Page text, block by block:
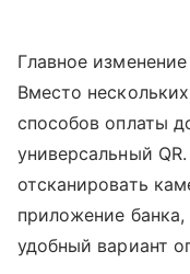
Главное
Вместо
способов оплаты
универсальный
отсканировать
приложение
удобный вариант